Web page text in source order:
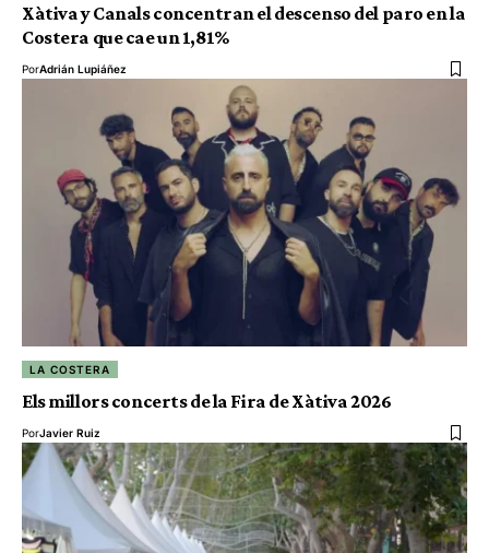
Xàtiva y Canals concentran el descenso del paro en la
Costera que cae un 1,81%
PorAdrián Lupiáñez
LA COSTERA
Els millors concerts de la Fira de Xàtiva 2026
PorJavier Ruiz